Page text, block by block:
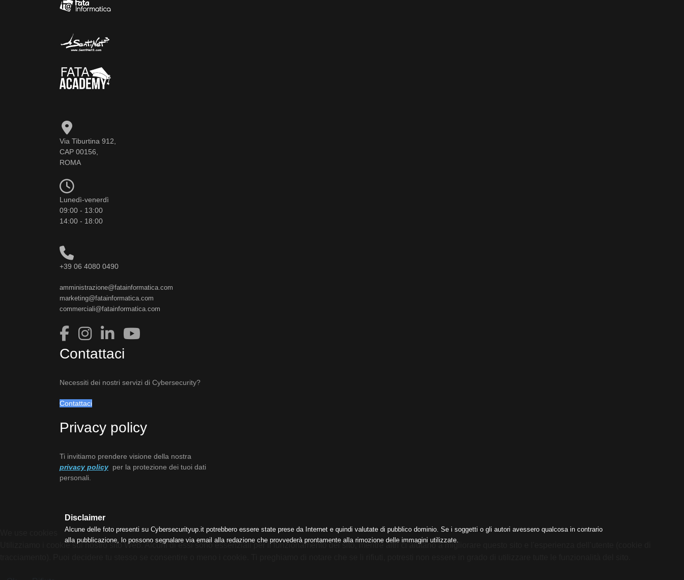
Via Tiburtina 912,
CAP 00156,
ROMA
Lunedì-venerdì
09:00 - 13:00
14:00 - 18:00
+39 06 4080 0490
amministrazione@fatainformatica.com
marketing@fatainformatica.com
commerciali@fatainformatica.com
Contattaci
Necessiti dei nostri servizi di Cybersecurity?
Contattaci
Privacy policy
Ti invitiamo prendere visione della nostra
privacy policy per la protezione dei tuoi dati
personali.
Disclaimer
Alcune delle foto presenti su Cybersecurityup.it potrebbero essere state prese da Internet e quindi valutate di pubblico dominio. Se i soggetti o gli autori avessero qualcosa in contrario
alla pubblicazione, lo possono segnalare via email alla redazione che provvederà prontamente alla rimozione delle immagini utilizzate.
Utilizziamo i cookie sul nostro sito Web. Alcuni di essi sono essenziali per il funzionamento del sito, mentre altri ci aiutano a migliorare questo sito e l'esperienza dell'utente (cookie di